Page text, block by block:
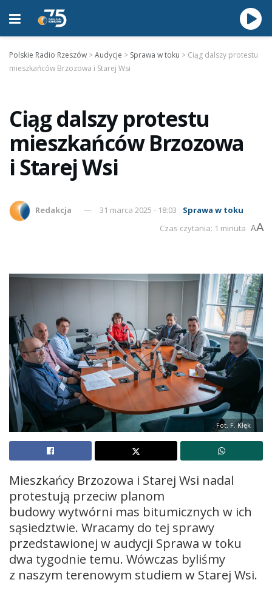
Polskie Radio Rzeszów >Audycje > Sprawa w toku > Ciąg dalszy protestu
mieszkańców Brzozowa i Starej Wsi
Ciąg dalszy protestu
mieszkańców Brzozowa
i Starej Wsi
Redakcja 31 marca 2025 - 18:03
Sprawa w toku
Czas czytania: 1 minuta AA
Fot. F. Kłęk
Mieszkańcy Brzozowa i Starej Wsi nadal
protestują przeciw planom
budowy wytwórni mas bitumicznych w ich
sąsiedztwie. Wracamy do tej sprawy
przedstawionej w audycji Sprawa w toku
dwa tygodnie temu. Wówczas byliśmy
z naszym terenowym studiem w Starej Wsi.